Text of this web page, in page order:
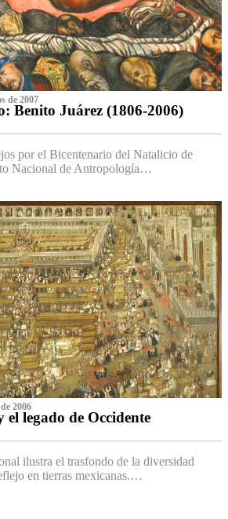
de 2007
Benito Juárez (1806-2006)
por el Bicentenario del Natalicio de
Nacional de Antropología…
2006
el legado de Occidente
ilustra el trasfondo de la diversidad
en tierras mexicanas.…